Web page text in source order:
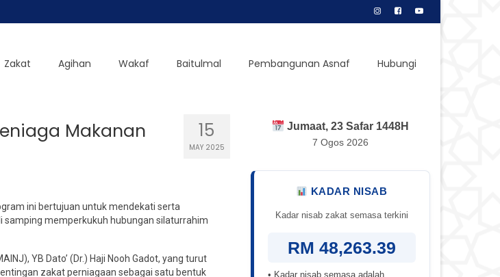
Zakat Agihan Wakaf Baitulmal Pembangunan Asnaf Hubungi
15
MAY 2025
Makanan
ini bertujuan untuk mendekati serta
samping memperkukuh hubungan silaturrahim
YB Dato’ (Dr.) Haji Nooh Gadot, yang turut
zakat perniagaan sebagai satu bentuk
Jumaat, 23 Safar 1448H
7 Ogos 2026
KADAR NISAB
Kadar nisab zakat semasa terkini
RM 48,263.39
• Kadar nisab semasa adalah